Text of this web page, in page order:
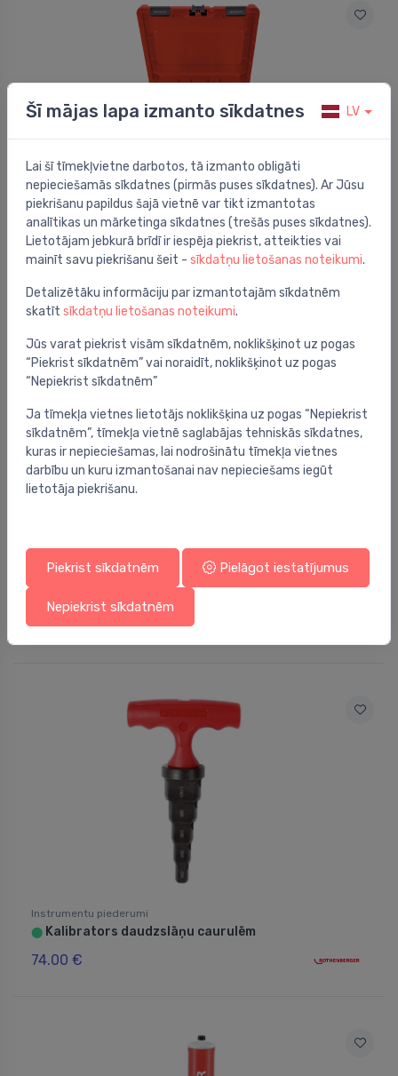
Instrumentu piederumi
⬤Komplekts Super Fire 4 HOT BOX, 7/16-EU, C, 2018
290.94 €
ROFIRE GLOBAL, 7/16 - EU, BLISTER
95.29 €
Instrumentu piederumi
⬤ Kalibrators daudzslāņu caurulēm
74.00 €
Šī mājas lapa izmanto sīkdatnes LV
Lai šī tīmekļvietne darbotos, tā izmanto obligāti
nepieciešamās sīkdatnes (pirmās puses sīkdatnes). Ar Jūsu
piekrišanu papildus šajā vietnē var tikt izmantotas
analītikas un mārketinga sīkdatnes (trešās puses sīkdatnes).
Lietotājam jebkurā brīdī ir iespēja piekrist, atteikties vai
mainīt savu piekrišanu šeit - sīkdatņu lietošanas noteikumi.
Detalizētāku informāciju par izmantotajām sīkdatnēm
skatīt sīkdatņu lietošanas noteikumi.
Jūs varat piekrist visām sīkdatnēm, noklikšķinot uz pogas
“Piekrist sīkdatnēm” vai noraidīt, noklikšķinot uz pogas
“Nepiekrist sīkdatnēm”
Ja tīmekļa vietnes lietotājs noklikšķina uz pogas “Nepiekrist
sīkdatnēm”, tīmekļa vietnē saglabājas tehniskās sīkdatnes,
kuras ir nepieciešamas, lai nodrošinātu tīmekļa vietnes
darbību un kuru izmantošanai nav nepieciešams iegūt
lietotāja piekrišanu.
Piekrist sīkdatnēm Pielāgot iestatījumus
Nepiekrist sīkdatnēm